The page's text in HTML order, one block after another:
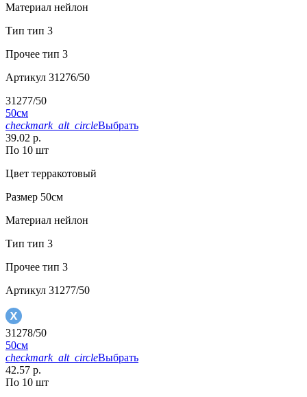
Материал нейлон
Тип тип 3
Прочее тип 3
Артикул 31276/50
31277/50
50см
checkmark_alt_circleВыбрать
39.02 р.
По 10 шт
Цвет терракотовый
Размер 50см
Материал нейлон
Тип тип 3
Прочее тип 3
Артикул 31277/50
31278/50
50см
checkmark_alt_circleВыбрать
42.57 р.
По 10 шт